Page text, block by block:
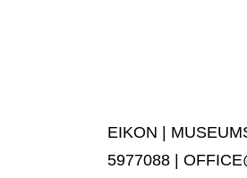
EIKON |
5977088 |